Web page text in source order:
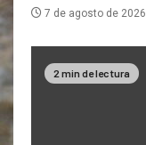
7 de agosto de 2026
2 min de lectura